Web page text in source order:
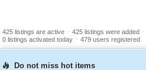
425 listings are active - 425 listings were added -
0 listings activated today - 479 users registered
Do not miss hot items